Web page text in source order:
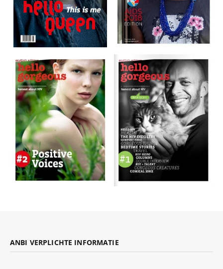
ANBI VERPLICHTE INFORMATIE